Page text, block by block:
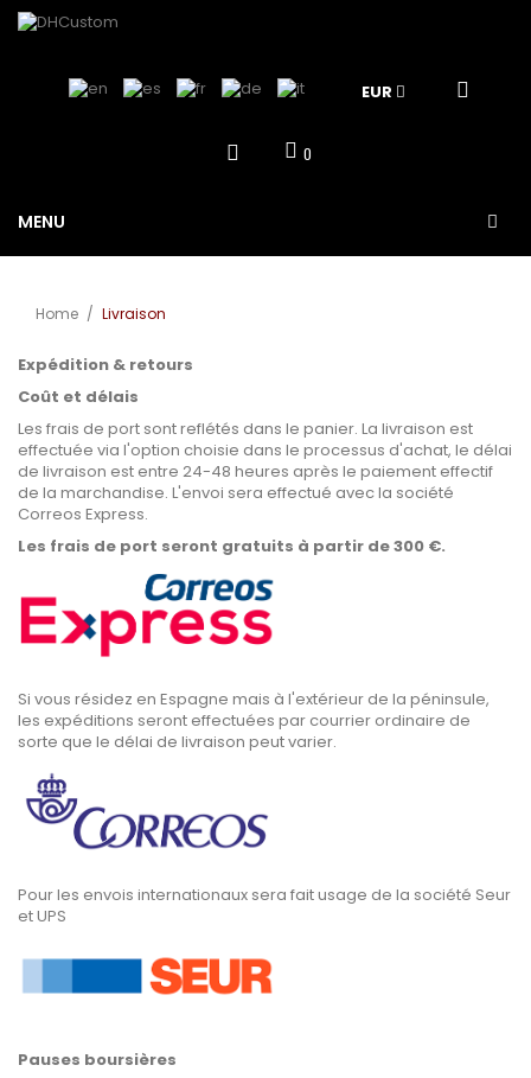
EUR
0
MENU
Home / Livraison
Expédition & retours
Coût et délais
Les frais de port sont reflétés dans le panier. La livraison est
effectuée via l'option choisie dans le processus d'achat, le délai
de livraison est entre 24-48 heures après le paiement effectif
de la marchandise. L'envoi sera effectué avec la société
Correos Express.
Les frais de port seront gratuits à partir de 300 €.
Si vous résidez en Espagne mais à l'extérieur de la péninsule,
les expéditions seront effectuées par courrier ordinaire de
sorte que le délai de livraison peut varier.
Pour les envois internationaux sera fait usage de la société Seur
et UPS
Pauses boursières